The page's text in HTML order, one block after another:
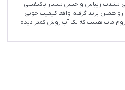
5
بشدت زیباس و جنس بسیار باکیفیتی
رو همین برند گرفتم واقعا کیفیت خوبی
مات هست که لک آب روش کمتر دیده